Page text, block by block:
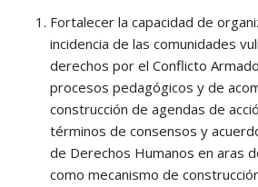
Fortalecer la capacidad de
incidencia de las comunidades
derechos por el Conflicto
procesos pedagógicos y de
construcción de agendas de
términos de consensos y
de Derechos Humanos en aras
como mecanismo de